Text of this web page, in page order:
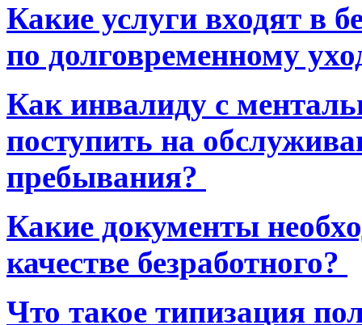
Какие услуги входят в
по долговременному
Как инвалиду с
поступить на
пребывания?
Какие документы
качестве безработного?
Что такое типизация